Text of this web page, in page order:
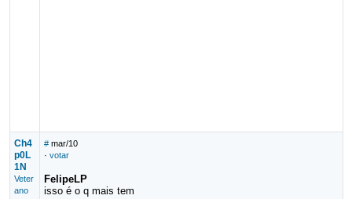
Ch4
p0L
1N
Veter
ano
# mar/10
· votar
FelipeLP
isso é o q mais tem